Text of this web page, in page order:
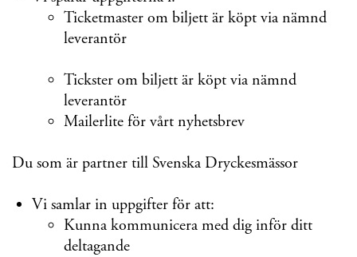
Ticketmaster om biljett är köpt via nämnd
leverantör
Tickster om biljett är köpt via nämnd
leverantör
Mailerlite för vårt nyhetsbrev
Du som är partner till Svenska Dryckesmässor
Vi samlar in uppgifter för att:
Kunna kommunicera med dig inför ditt
deltagande